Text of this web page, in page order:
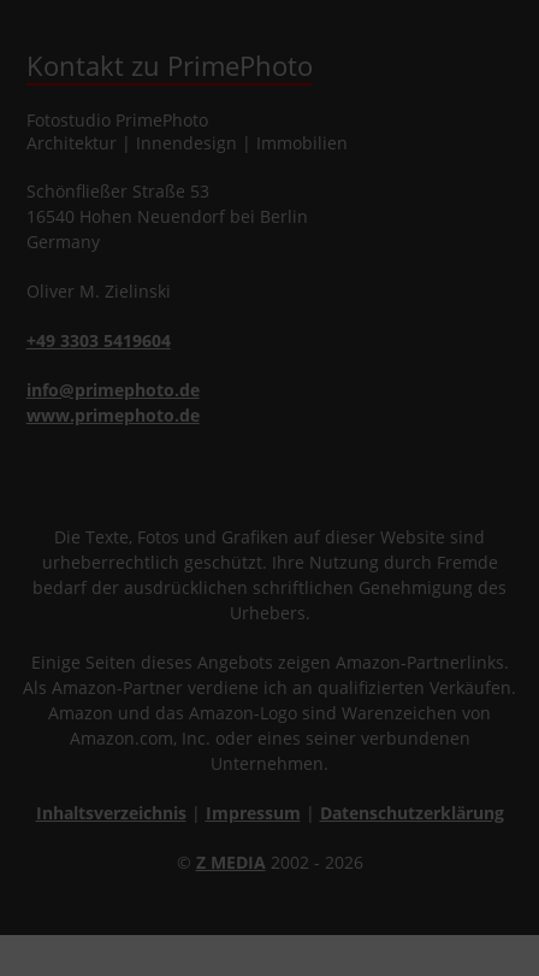
Kontakt zu PrimePhoto
Fotostudio PrimePhoto
Architektur | Innendesign | Immobilien
Schönfließer Straße 53
16540 Hohen Neuendorfbei Berlin
Germany
Oliver M. Zielinski
+49 3303 5419604
info@primephoto.de
www.primephoto.de
Die Texte, Fotos und Grafiken auf dieser Website sind
urheberrechtlich geschützt. Ihre Nutzung durch Fremde
bedarf der ausdrücklichen schriftlichen Genehmigung des
Urhebers.
Einige Seiten dieses Angebots zeigen Amazon-Partnerlinks.
Als Amazon-Partner verdiene ich an qualifizierten Verkäufen.
Amazon und das Amazon-Logo sind Warenzeichen von
Amazon.com, Inc. oder eines seiner verbundenen
Unternehmen.
Inhaltsverzeichnis | Impressum | Datenschutzerklärung
© Z MEDIA 2002 - 2026